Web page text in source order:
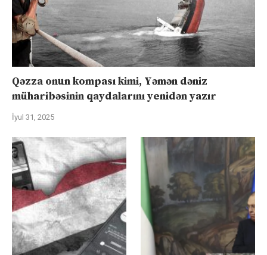
Qəzza onun kompası kimi, Yəmən dəniz
müharibəsinin qaydalarını yenidən yazır
İyul 31, 2025